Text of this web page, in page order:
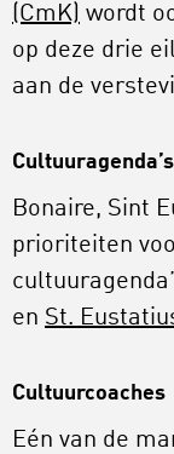
(CmK) wordt
op deze drie
aan de
Cultuuragenda’s
Bonaire, Sint
prioriteiten
en St.
Cultuurcoaches
Eén van de